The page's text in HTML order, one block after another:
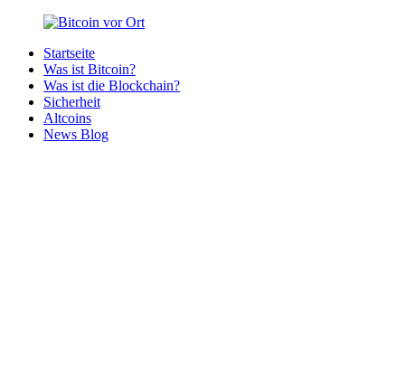
Zurück
Inhalt
Bitcoin
Bitcoins
deiner
Region
Startseite
Was ist Bitcoin?
Was ist die Blockchain?
Sicherheit
Altcoins
News Blog